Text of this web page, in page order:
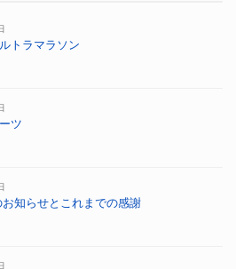
トラマラソン
ツ
知らせとこれまでの感謝